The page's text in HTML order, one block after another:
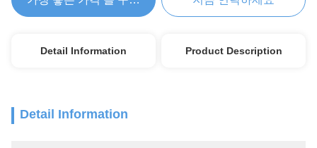
Detail Information Product Description
Detail Information